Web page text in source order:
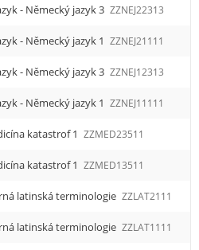
- Německý jazyk 3 ZZNEJ22313
- Německý jazyk 1 ZZNEJ21111
- Německý jazyk 3 ZZNEJ12313
- Německý jazyk 1 ZZNEJ11111
katastrof 1 ZZMED23511
katastrof 1 ZZMED13511
latinská terminologie ZZLAT2111
latinská terminologie ZZLAT1111